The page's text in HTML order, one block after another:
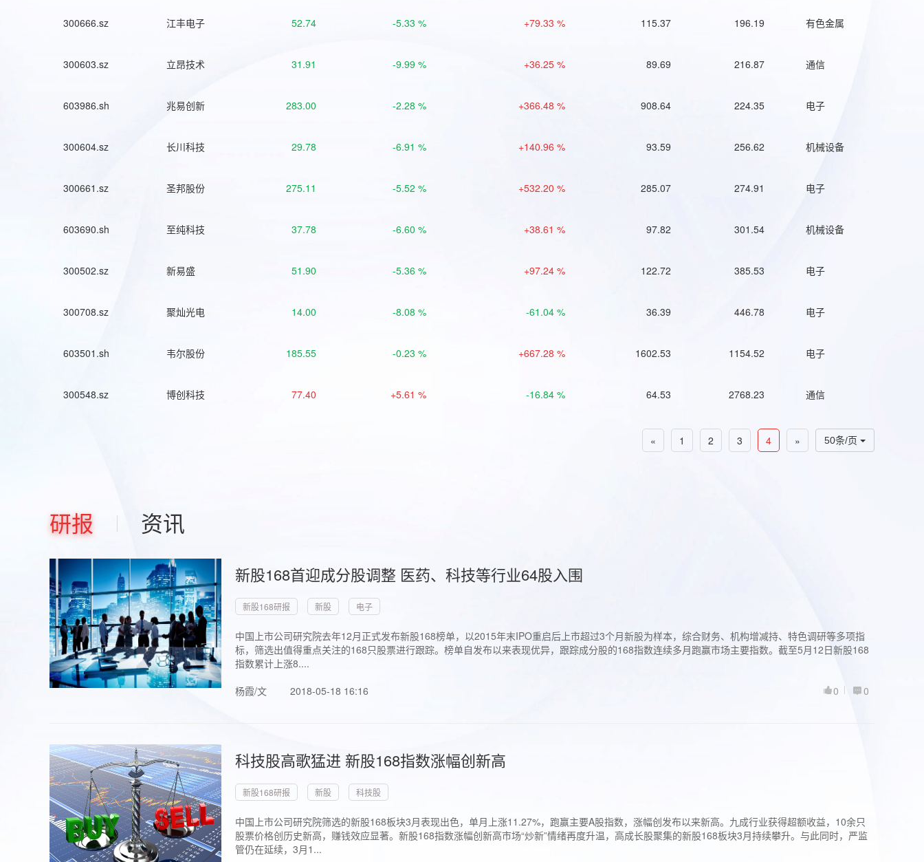
300666.sz 江丰电子 52.74 -5.33 % +79.33 % 115.37 196.19 有色金属
300603.sz 立昂技术 31.91 -9.99 % +36.25 % 89.69 216.87 通信
603986.sh 兆易创新 283.00 -2.28 % +366.48 % 908.64 224.35 电子
300604.sz 长川科技 29.78 -6.91 % +140.96 % 93.59 256.62 机械设备
300661.sz 圣邦股份 275.11 -5.52 % +532.20 % 285.07 274.91 电子
603690.sh 至纯科技 37.78 -6.60 % +38.61 % 97.82 301.54 机械设备
300502.sz 新易盛 51.90 -5.36 % +97.24 % 122.72 385.53 电子
300708.sz 聚灿光电 14.00 -8.08 % -61.04 % 36.39 446.78 电子
603501.sh 韦尔股份 185.55 -0.23 % +667.28 % 1602.53 1154.52 电子
300548.sz 博创科技 77.40 +5.61 % -16.84 % 64.53 2768.23 通信
50条/页
« 1 2 3 4 »
研报 资讯
新股168首迎成分股调整 医药、科技等行业64股入围
新股168研报 新股 电子
中国上市公司研究院去年12月正式发布新股168榜单，以2015年末IPO重启后上市超过3个月新股为样本，综合财务、机构增减持、特色调研等多项指
标，筛选出值得重点关注的168只股票进行跟踪。榜单自发布以来表现优异，跟踪成分股的168指数连续多月跑赢市场主要指数。截至5月12日新股168
指数累计上涨8....
杨霞/文
2018-05-18 16:16 0
0
科技股高歌猛进 新股168指数涨幅创新高
新股168研报 新股 科技股
中国上市公司研究院筛选的新股168板块3月表现出色，单月上涨11.27%，跑赢主要A股指数，涨幅创发布以来新高。九成行业获得超额收益，10余只
股票价格创历史新高，赚钱效应显著。新股168指数涨幅创新高市场“炒新”情绪再度升温，高成长股聚集的新股168板块3月持续攀升。与此同时，严监
管仍在延续，3月1...